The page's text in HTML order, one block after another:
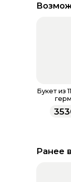
Букет из
Ранее